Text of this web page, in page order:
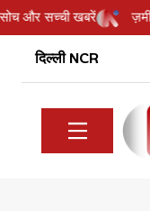
सोच और सच्ची खबरें
दिल्ली NCR